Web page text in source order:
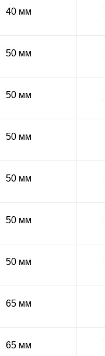
40 мм
50 мм
50 мм
50 мм
50 мм
50 мм
50 мм
65 мм
65 мм